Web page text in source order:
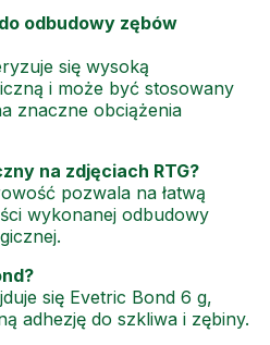
odbudowy zębów
się wysoką
i może być stosowany
znaczne obciążenia
na zdjęciach RTG?
pozwala na łatwą
wykonanej odbudowy
się Evetric Bond 6 g,
adhezję do szkliwa i zębiny.